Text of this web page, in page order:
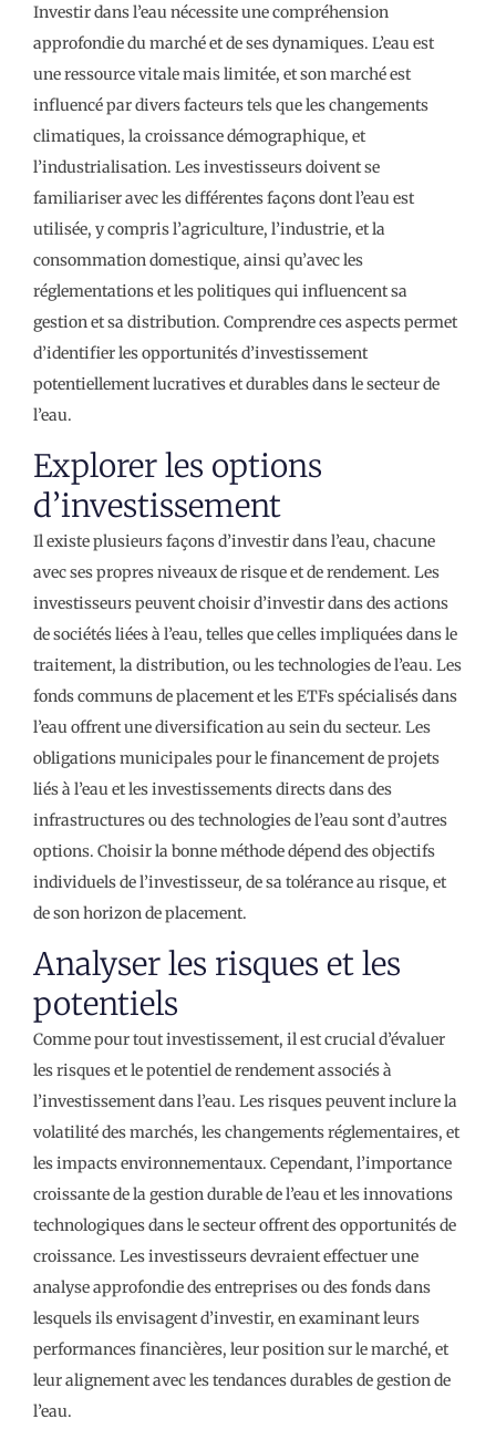
Investir dans l’eau nécessite une compréhension
approfondie du marché et de ses dynamiques. L’eau est
une ressource vitale mais limitée, et son marché est
influencé par divers facteurs tels que les changements
climatiques, la croissance démographique, et
l’industrialisation. Les investisseurs doivent se
familiariser avec les différentes façons dont l’eau est
utilisée, y compris l’agriculture, l’industrie, et la
consommation domestique, ainsi qu’avec les
réglementations et les politiques qui influencent sa
gestion et sa distribution. Comprendre ces aspects permet
d’identifier les opportunités d’investissement
potentiellement lucratives et durables dans le secteur de
l’eau.
Explorer les options
d’investissement
Il existe plusieurs façons d’investir dans l’eau, chacune
avec ses propres niveaux de risque et de rendement. Les
investisseurs peuvent choisir d’investir dans des actions
de sociétés liées à l’eau, telles que celles impliquées dans le
traitement, la distribution, ou les technologies de l’eau. Les
fonds communs de placement et les ETFs spécialisés dans
l’eau offrent une diversification au sein du secteur. Les
obligations municipales pour le financement de projets
liés à l’eau et les investissements directs dans des
infrastructures ou des technologies de l’eau sont d’autres
options. Choisir la bonne méthode dépend des objectifs
individuels de l’investisseur, de sa tolérance au risque, et
de son horizon de placement.
Analyser les risques et les
potentiels
Comme pour tout investissement, il est crucial d’évaluer
les risques et le potentiel de rendement associés à
l’investissement dans l’eau. Les risques peuvent inclure la
volatilité des marchés, les changements réglementaires, et
les impacts environnementaux. Cependant, l’importance
croissante de la gestion durable de l’eau et les innovations
technologiques dans le secteur offrent des opportunités de
croissance. Les investisseurs devraient effectuer une
analyse approfondie des entreprises ou des fonds dans
lesquels ils envisagent d’investir, en examinant leurs
performances financières, leur position sur le marché, et
leur alignement avec les tendances durables de gestion de
l’eau.